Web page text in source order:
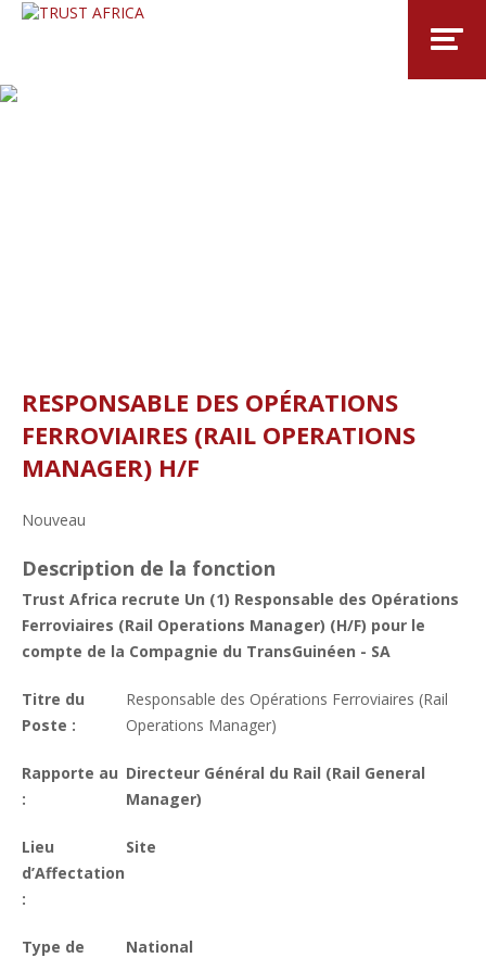
RESPONSABLE DES OPÉRATIONS
FERROVIAIRES (RAIL OPERATIONS
MANAGER) H/F
Nouveau
Description de la fonction
Trust Africa recrute Un (1) Responsable des Opérations
Ferroviaires (Rail Operations Manager) (H/F) pour le
compte de la Compagnie du TransGuinéen - SA
Titre du
Poste :
Responsable des Opérations Ferroviaires (Rail
Operations Manager)
Rapporte au
:
Directeur Général du Rail (Rail General
Manager)
Lieu
d’Affectation
:
Site
Type de
National